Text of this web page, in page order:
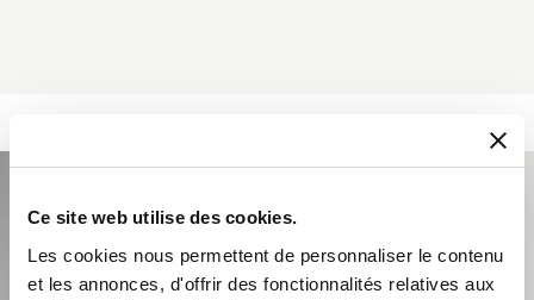
Ce site web utilise des cookies.
Les cookies nous permettent de personnaliser le contenu
et les annonces, d'offrir des fonctionnalités relatives aux